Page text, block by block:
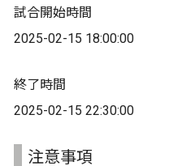
試合開始時間
2025-02-15 18:00:00
終了時間
2025-02-15 22:30:00
注意事項